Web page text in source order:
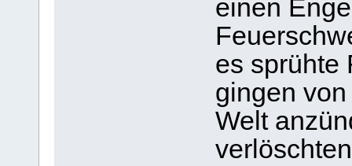
einen
es sprühte
gingen
Welt